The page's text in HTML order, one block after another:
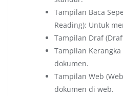
Tampilan Baca
Reading): Untuk
Tampilan Draf
Tampilan
dokumen.
Tampilan Web
dokumen di web.